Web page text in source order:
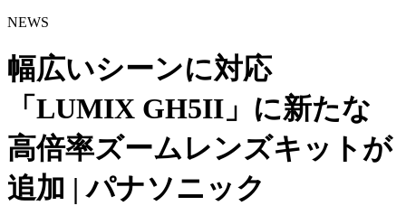
NEWS
幅広いシーンに対応
「LUMIX GH5II」に新たな
高倍率ズームレンズキットが
追加 | パナソニック